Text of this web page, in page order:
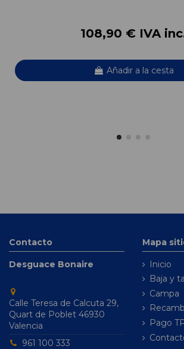
108,90 € IVA
Añadir a la cesta
Contacto
Desguace Bonaire
Calle Teresa de Calcuta 29,
Quart de Poblet 46930
Valencia
961 100 333
Mapa
Inicio
Baja y
Campa
Pago